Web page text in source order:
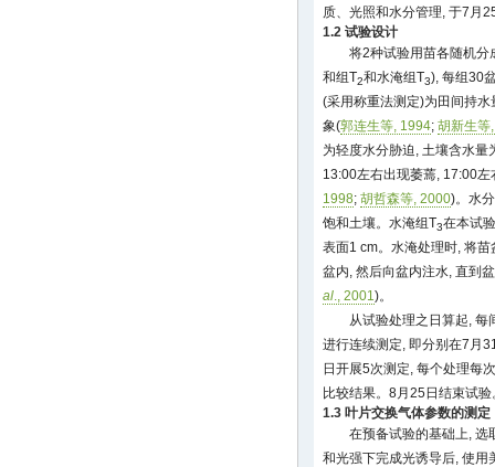
质、光照和水分管理, 于7月
1.2 试验设计
将2种试验用苗各随机分
和组T2和水淹组T3), 每组30
(采用称重法测定)为田间持
象(郭连生等, 1994; 胡新生等
为轻度水分胁迫, 土壤含水
13:00左右出现萎蔫, 17:00左
1998; 胡哲森等, 2000)。水
饱和土壤。水淹组T3在本试
表面1 cm。水淹处理时, 将
盆内, 然后向盆内注水, 直到
al., 2001)。
从试验处理之日算起, 每
进行连续测定, 即分别在7月
日开展5次测定, 每个处理每
比较结果。8月25日结束试验
1.3 叶片交换气体参数的测定
在预备试验的基础上, 选
和光强下完成光诱导后, 使